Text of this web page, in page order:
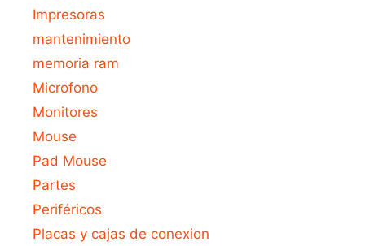
Impresoras
mantenimiento
memoria ram
Microfono
Monitores
Mouse
Pad Mouse
Partes
Periféricos
Placas y cajas de conexion